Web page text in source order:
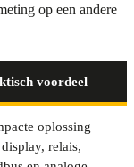
op een andere
voordeel
oplossing
relais,